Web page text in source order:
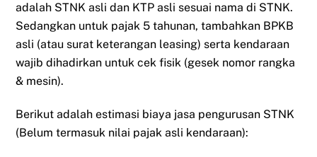
adalah STNK asli dan KTP asli sesuai nama di STNK.
Sedangkan untuk pajak 5 tahunan, tambahkan BPKB
asli (atau surat keterangan leasing) serta kendaraan
wajib dihadirkan untuk cek fisik (gesek nomor rangka
& mesin).
Berikut adalah estimasi biaya jasa pengurusan STNK
(Belum termasuk nilai pajak asli kendaraan):